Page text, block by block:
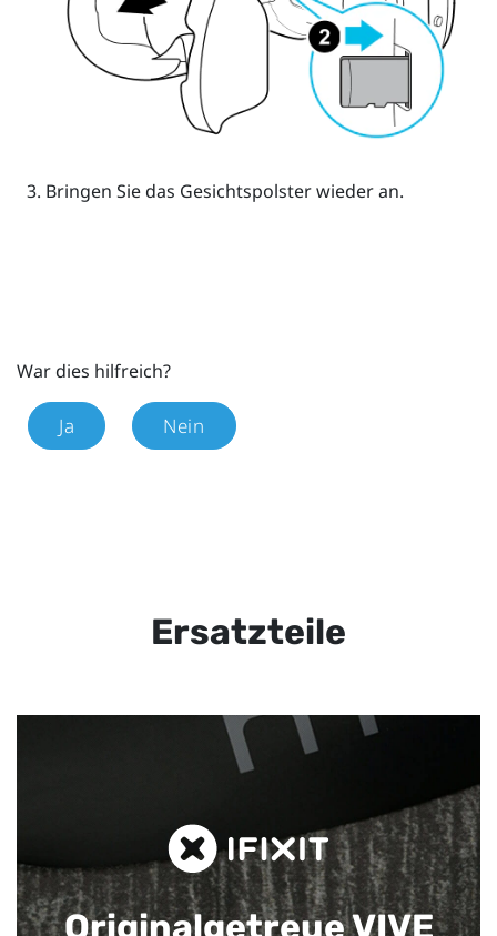
Bringen Sie das Gesichtspolster wieder an.
War dies hilfreich?
Ja Nein
Ersatzteile
Originalgetreue VIVE